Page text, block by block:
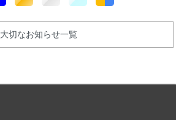
大切なお知らせ一覧